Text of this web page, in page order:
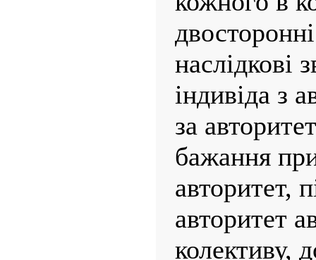
наслідкові
індивіда з
за
бажання
авторитет,
авторитет
колективу,